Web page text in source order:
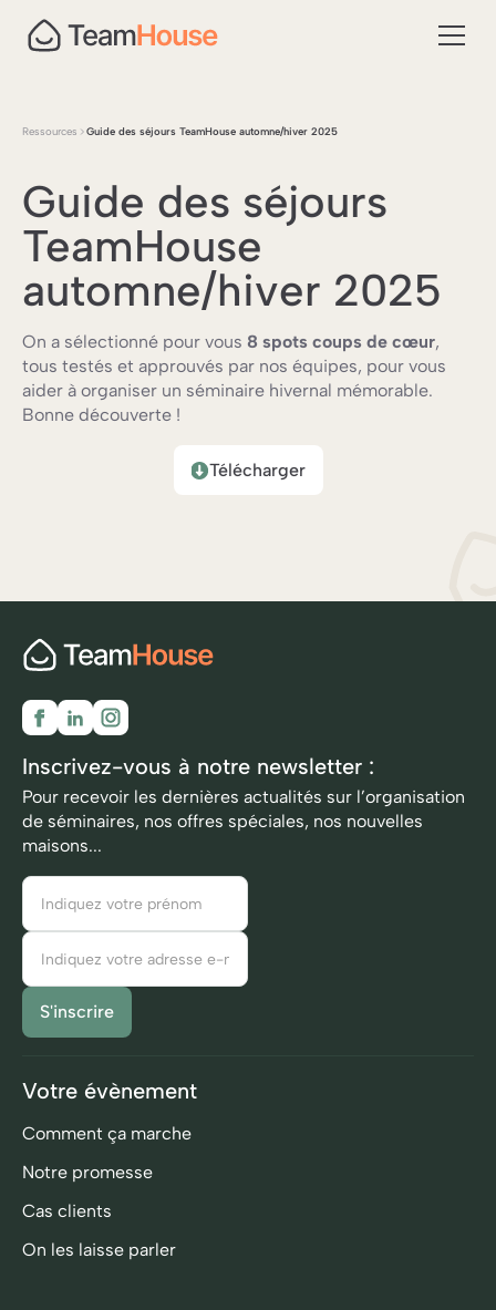
Ressources Guide des séjours TeamHouse automne/hiver 2025
Guide des séjours
TeamHouse
automne/hiver 2025
On a sélectionné pour vous 8 spots coups de cœur,
tous testés et approuvés par nos équipes, pour vous
aider à organiser un séminaire hivernal mémorable.
Bonne découverte !
Télécharger
Inscrivez-vous à notre newsletter :
Pour recevoir les dernières actualités sur l’organisation
de séminaires, nos offres spéciales, nos nouvelles
maisons...
Votre évènement
Comment ça marche
Notre promesse
Cas clients
On les laisse parler